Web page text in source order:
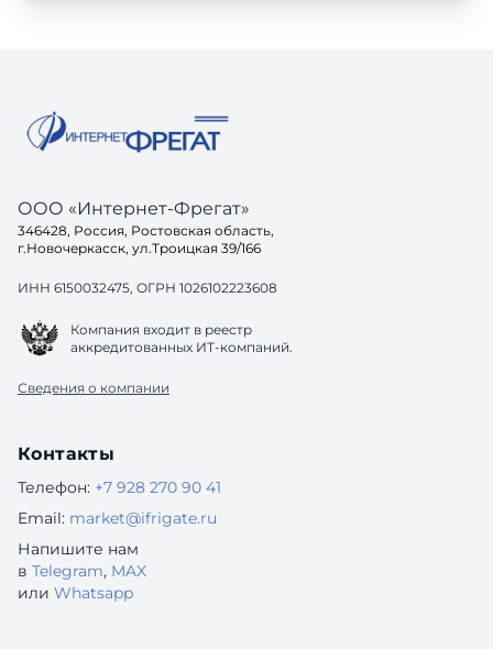
ООО «Интернет-Фрегат»
346428, Россия, Ростовская область,
г.Новочеркасск, ул.Троицкая 39/166
ИНН 6150032475, ОГРН 1026102223608
Компания входит в реестр
аккредитованных ИТ-компаний.
Сведения о компании
Контакты
Телефон: +7 928 270 90 41
Email: market@ifrigate.ru
Напишите нам
в Telegram, MAX
или Whatsapp